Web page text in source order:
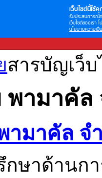
เว็บไซต์นี้ใช้คุ
รับประสบการณ์
เว็บไซต์ของเรา
นโยบายความเป็
สารบัญเว็
พามาคัล
ามาคัล จ
กษาด้านก